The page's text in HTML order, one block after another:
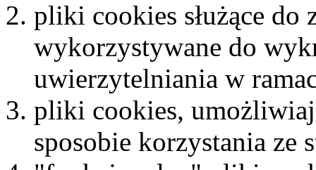
pliki cookies służące do
wykorzystywane do
uwierzytelniania w
pliki cookies,
sposobie korzystania ze